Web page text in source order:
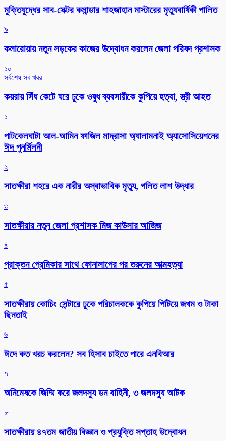
মুক্তিযুদ্ধের সাব-সেক্টর কমান্ডার শাহজাহান মাস্টারের মৃত্যুবার্ষিকী পালিত
৯
কলারোয়ায় নতুন সড়কের কাজের উদ্বোধন করলেন জেলা পরিষদ প্রশাসক
১০
সর্বশেষ সব খবর
কয়রায় সিঁধ কেটে ঘরে ঢুকে ওষুধ ব্যবসায়ীকে কুপিয়ে হত্যা, স্ত্রী আহত
১
পাটকেলঘাটা আল-আমিন ফাজিল মাদ্রাসা অ্যালামনাই অ্যাসোসিয়েশনের
ঈদ পুনর্মিলনী
২
সাতক্ষীরা শহরে এক নারীর অস্বাভাবিক মৃত্যু, গলিত লাশ উদ্ধার
৩
সাতক্ষীরার নতুন জেলা প্রশাসক মিজ কাউসার আজিজ
৪
প্রাক্তন প্রেমিকার সাথে ফোনালাপের পর তরুনের আত্মহত্যা
৫
সাতক্ষীরায় কোচিং সেন্টারে ঢুকে পরিচালককে কুপিয়ে পিটিয়ে জখম ও টাকা
ছিনতাই
৬
ঈদে কত খরচ করলেন? সব হিসাব চাইতে পারে এনবিআর
৭
অনিমেষকে জিম্মি করে জলদস্যু ডন বাহিনী, ৩ জলদস্যু আটক
৮
সাতক্ষীরায় ৪৭তম জাতীয় বিজ্ঞান ও প্রযুক্তি সপ্তাহ উদ্বোধন